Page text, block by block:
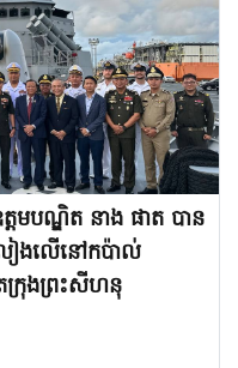
តមបណ្ឌិត នាង ផាត បាន
ៀងលើនៅកប៉ាល់
រុងព្រះសីហនុ